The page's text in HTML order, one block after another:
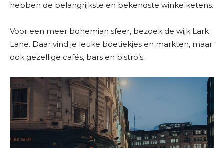
hebben de belangrijkste en bekendste winkelketens.
Voor een meer bohemian sfeer, bezoek de wijk Lark
Lane. Daar vind je leuke boetiekjes en markten, maar
ook gezellige cafés, bars en bistro’s.